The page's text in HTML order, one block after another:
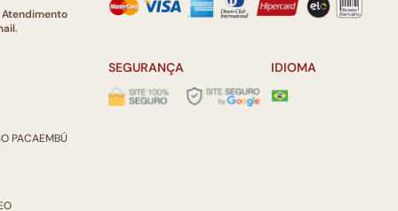
Atendimento
PACAEMBÚ
SEGURANÇA IDIOMA